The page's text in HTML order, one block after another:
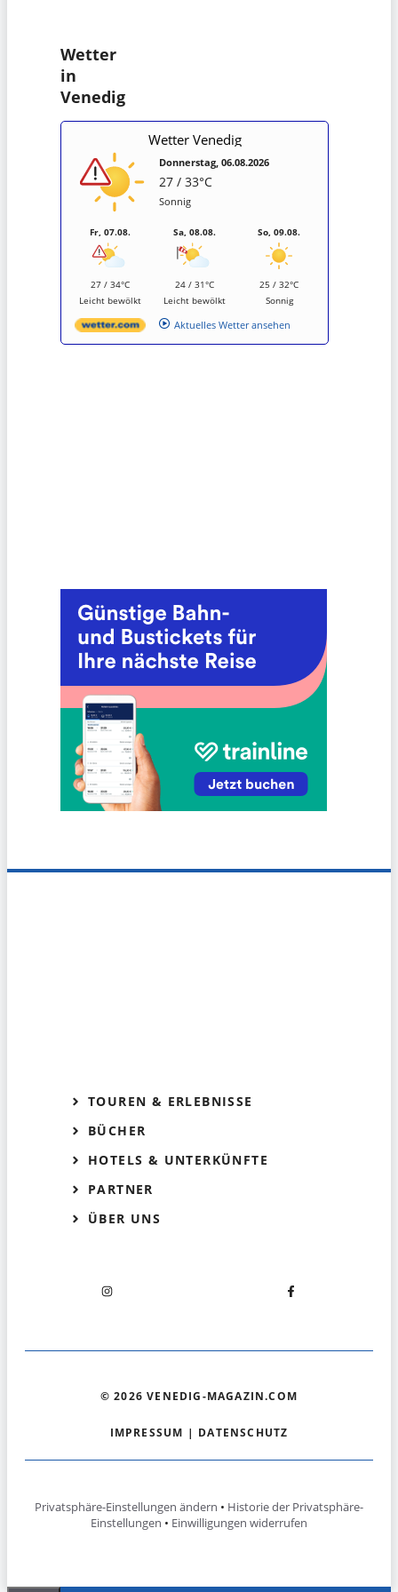
Wetter
in
Venedig
Wetter Venedig
Donnerstag, 06.08.2026
27 / 33°C
Sonnig
Fr, 07.08.
27 / 34°C
Leicht bewölkt
Sa, 08.08.
24 / 31°C
Leicht bewölkt
So, 09.08.
25 / 32°C
Sonnig
Aktuelles Wetter ansehen
TOUREN & ERLEBNISSE
BÜCHER
HOTELS & UNTERKÜNFTE
PARTNER
ÜBER UNS
© 2026 VENEDIG-MAGAZIN.COM
IMPRESSUM | DATENSCHUTZ
Privatsphäre-Einstellungen ändern • Historie der Privatsphäre-
Einstellungen • Einwilligungen widerrufen